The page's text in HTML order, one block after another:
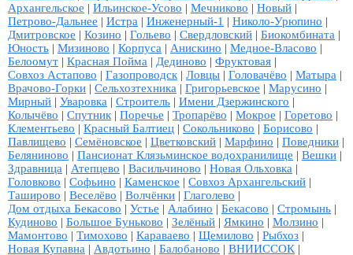
Архангельское | Ильинское-Усово | Мечниково | Новый |
Петрово-Дальнее | Истра | Инженерный-1 | Николо-Урюпино |
Дмитровское | Козино | Гольево | Свердловский | Биокомбината |
Юность | Мизиново | Корпуса | Анискино | Медное-Власово |
Белоомут | Красная Пойма | Дединово | Фруктовая |
Совхоз Астапово | Газопроводск | Ловцы | Головачёво | Матыра |
Врачово-Горки | Сельхозтехника | Григорьевское | Марусино |
Мирный | Уваровка | Строитель | Имени Дзержинского |
Колычёво | Спутник | Поречье | Тропарёво | Мокрое | Горетово |
Клементьево | Красный Балтиец | Сокольниково | Борисово |
Павлищево | Семёновское | Цветковский | Марфино | Поведники |
Беляниново | Пансионат Клязьминское водохранилище | Вешки |
Здравница | Атепцево | Васильчиново | Новая Ольховка |
Головково | Софьино | Каменское | Совхоз Архангельский |
Таширово | Веселёво | Волчёнки | Глаголево |
Дом отдыха Бекасово | Устье | Алабино | Бекасово | Стромынь |
Кудиново | Большое Буньково | Зелёный | Ямкино | Молзино |
Мамонтово | Тимохово | Караваево | Щемилово | Рыбхоз |
Новая Купавна | Авдотьино | Балобаново | ВНИИССОК |